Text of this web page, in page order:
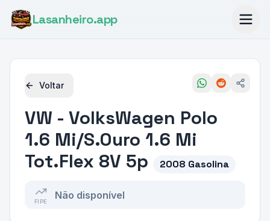
Lasanheiro.app
Voltar
VW - VolksWagen Polo
1.6 Mi/S.Ouro 1.6 Mi
Tot.Flex 8V 5p
2008 Gasolina
FIPE
Não disponível